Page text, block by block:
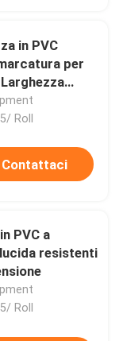
in PVC
per
Roll
Contattaci
PVC a
resistenti
Roll